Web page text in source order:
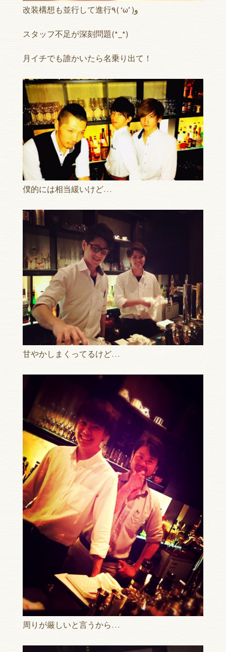
改装構想も並行して進行٩( ‘ω’ )و
スタッフ不足が深刻問題(*_*)
月イチでも誰かいたら名乗り出て！
僕的には相当緩いけど…
甘やかしまくってるけど…
周りが厳しいと言うから…